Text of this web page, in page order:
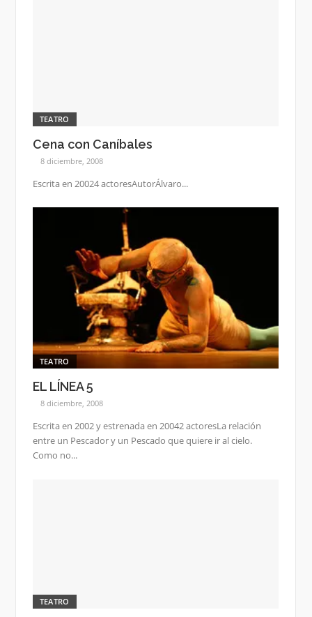
TEATRO
Cena con Caníbales
8 diciembre, 2008
Escrita en 20024 actoresAutorÁlvaro...
TEATRO
EL LÍNEA 5
8 diciembre, 2008
Escrita en 2002 y estrenada en 20042 actoresLa relación
entre un Pescador y un Pescado que quiere ir al cielo.
Como no...
TEATRO